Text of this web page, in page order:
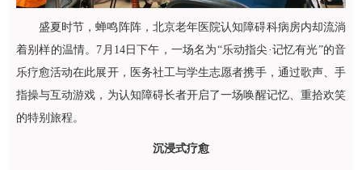
盛夏时节，蝉鸣阵阵，北京老年医院认知障碍科病房内却流淌
着别样的温情。7月14日下午，一场名为“乐动指尖·记忆有光”的音
乐疗愈活动在此展开，医务社工与学生志愿者携手，通过歌声、手
指操与互动游戏，为认知障碍长者开启了一场唤醒记忆、重拾欢笑
的特别旅程。
沉浸式疗愈